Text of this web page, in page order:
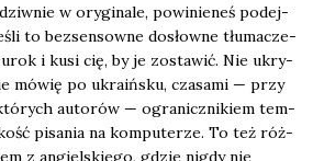
w ory­gi­na­le, powi­nie­neś podej­
to bez­sen­sow­ne dosłow­ne tłu­ma­cze­
i kusi cię, by je zosta­wić. Nie ukry­
mówię po ukra­iń­sku, cza­sa­mi — przy
auto­rów — ogra­nicz­ni­kiem tem­
pisa­nia na kom­pu­te­rze. To też róż­
z angiel­skie­go, gdzie nigdy nie